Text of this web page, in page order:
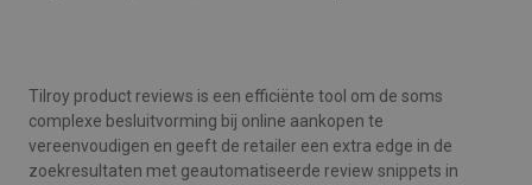
Tilroy product reviews is een efficiënte tool om de soms
complexe besluitvorming bij online aankopen te
vereenvoudigen en geeft de retailer een extra edge in de
zoekresultaten met geautomatiseerde review snippets in